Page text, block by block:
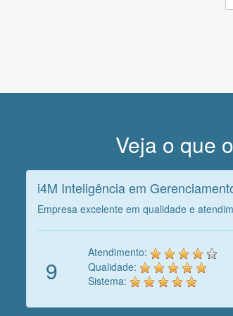
Veja o que
i4M Inteligência em
Empresa excelente em qualidade e
9
Atendimento:
Qualidade:
Sistema: